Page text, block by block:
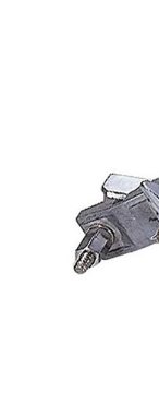
キーボード